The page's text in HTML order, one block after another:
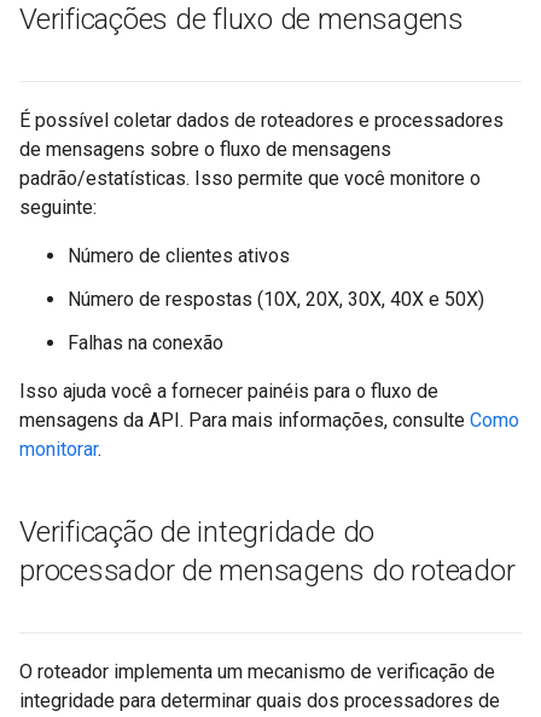
Verificações de fluxo de mensagens
É possível coletar dados de roteadores e processadores
de mensagens sobre o fluxo de mensagens
padrão/estatísticas. Isso permite que você monitore o
seguinte:
Número de clientes ativos
Número de respostas (10X, 20X, 30X, 40X e 50X)
Falhas na conexão
Isso ajuda você a fornecer painéis para o fluxo de
mensagens da API. Para mais informações, consulte Como
monitorar.
Verificação de integridade do
processador de mensagens do roteador
O roteador implementa um mecanismo de verificação de
integridade para determinar quais dos processadores de